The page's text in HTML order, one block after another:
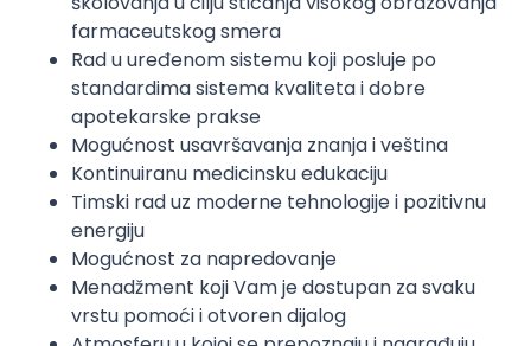
farmaceutskog smera
Rad u uređenom sistemu koji posluje po
standardima sistema kvaliteta i dobre
apotekarske prakse
Mogućnost usavršavanja znanja i veština
Kontinuiranu medicinsku edukaciju
Timski rad uz moderne tehnologije i pozitivnu
energiju
Mogućnost za napredovanje
Menadžment koji Vam je dostupan za svaku
vrstu pomoći i otvoren dijalog